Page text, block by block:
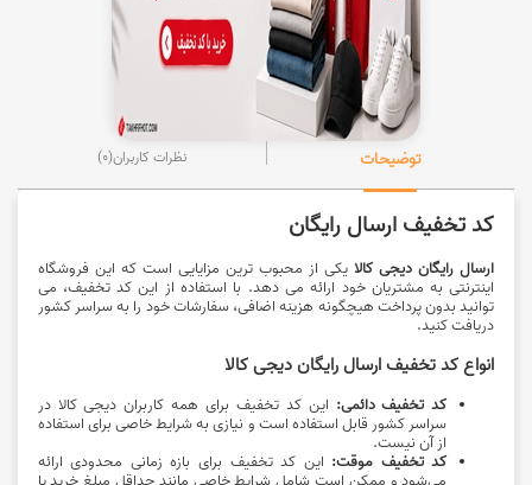
توضیحات نظرات کاربران(0)
کد تخفیف ارسال رایگان
ارسال رایگان دیجی کالا یکی از محبوب‌ ترین مزایایی است که این فروشگاه
اینترنتی به مشتریان خود ارائه می‌ دهد. با استفاده از این کد تخفیف، می‌
توانید بدون پرداخت هیچگونه هزینه اضافی، سفارشات خود را به سراسر کشور
دریافت کنید.
انواع کد تخفیف ارسال رایگان دیجی کالا
کد تخفیف دائمی: این کد تخفیف برای همه کاربران دیجی کالا در
سراسر کشور قابل استفاده است و نیازی به شرایط خاصی برای استفاده
از آن نیست.
کد تخفیف موقت: این کد تخفیف برای بازه زمانی محدودی ارائه
می‌شود و ممکن است شامل شرایط خاصی مانند حداقل مبلغ خرید یا